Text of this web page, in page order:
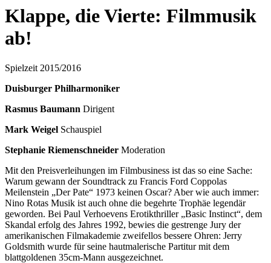
Klappe, die Vierte: Filmmusik
ab!
Spielzeit 2015/2016
Duisburger Philharmoniker
Rasmus Baumann Dirigent
Mark Weigel Schauspiel
Stephanie Riemenschneider Moderation
Mit den Preisverleihungen im Filmbusiness ist das so eine Sache:
Warum gewann der Soundtrack zu Francis Ford Coppolas
Meilenstein „Der Pate“ 1973 keinen Oscar? Aber wie auch immer:
Nino Rotas Musik ist auch ohne die begehrte Trophäe legendär
geworden. Bei Paul Verhoevens Erotikthriller „Basic Instinct“, dem
Skandal ­erfolg des Jahres 1992, bewies die gestrenge Jury der
amerikanischen Filmakademie zweifellos bessere Ohren: Jerry
Goldsmith wurde für seine hautmalerische Partitur mit dem
blattgoldenen 35cm-Mann ausgezeichnet.